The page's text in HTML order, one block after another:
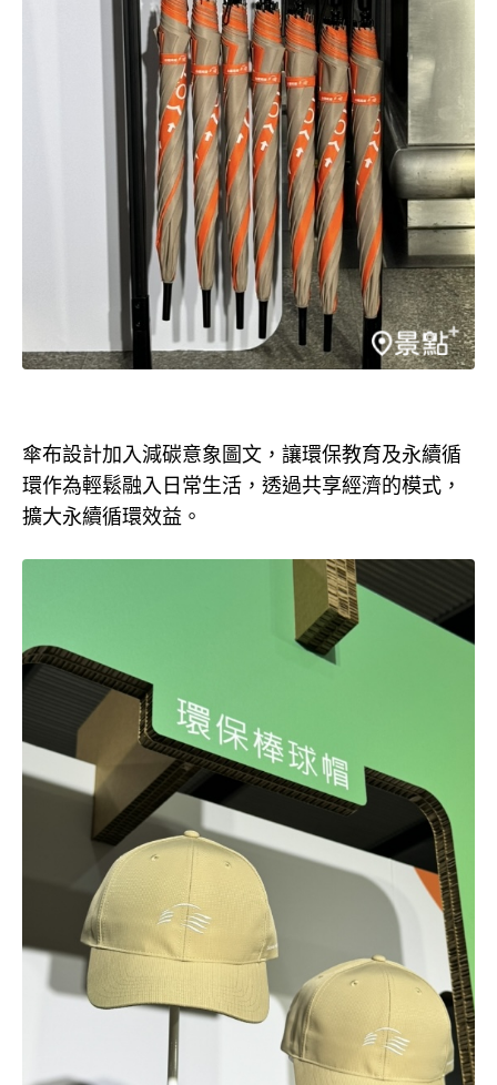
傘布設計加入減碳意象圖文，讓環保教育及永續循
環作為輕鬆融入日常生活，透過共享經濟的模式，
擴大永續循環效益。